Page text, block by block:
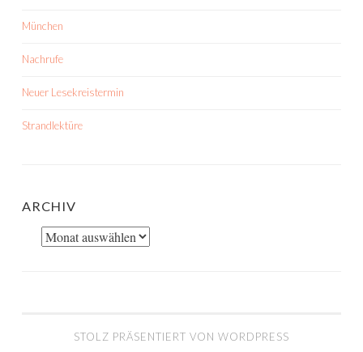
München
Nachrufe
Neuer Lesekreistermin
Strandlektüre
ARCHIV
Archiv
STOLZ PRÄSENTIERT VON WORDPRESS